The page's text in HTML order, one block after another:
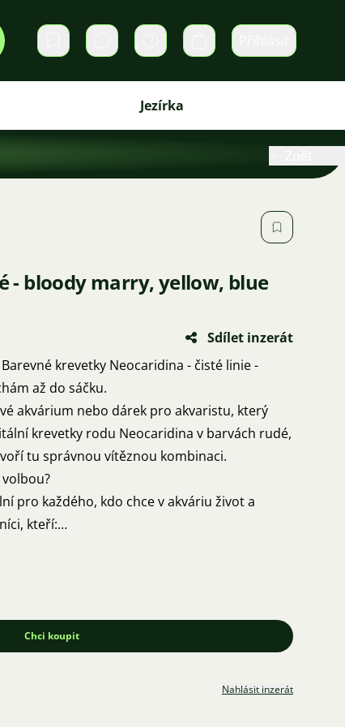
Soukromé zprávy Košík
Jezírka
- bloody marry, yellow, blue
Sdílet inzerát
krevetky Neocaridina - čisté linie -
až do sáčku.
akvárium nebo dárek pro akvaristu, který
krevetky rodu Neocaridina v barvách rudé,
tu správnou vítěznou kombinaci.
pro každého, kdo chce v akváriu život a
kteří:
dno od zbytků krmiva a jemných řas.
v běžné vodě a nevyžadují složitou péči,
podle svého vkusu ať už chcete kompletní
Chci koupit
Nahlásit inzerát